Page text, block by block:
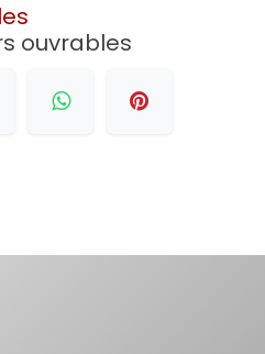
ouvrables